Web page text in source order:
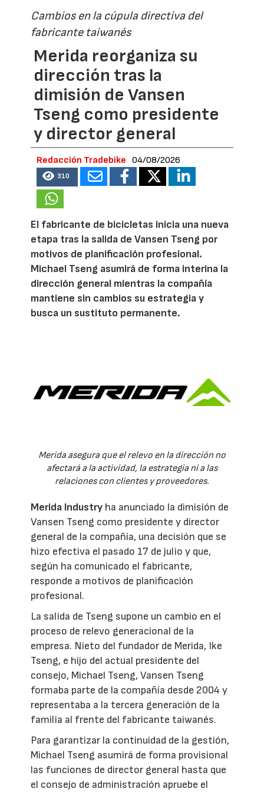
Cambios en la cúpula directiva del
fabricante taiwanés
Merida reorganiza su
dirección tras la
dimisión de Vansen
Tseng como presidente
y director general
Redacción Tradebike 04/08/2026
310
El fabricante de bicicletas inicia una nueva
etapa tras la salida de Vansen Tseng por
motivos de planificación profesional.
Michael Tseng asumirá de forma interina la
dirección general mientras la compañía
mantiene sin cambios su estrategia y
busca un sustituto permanente.
Merida asegura que el relevo en la dirección no
afectará a la actividad, la estrategia ni a las
relaciones con clientes y proveedores.
Merida Industry ha anunciado la dimisión de
Vansen Tseng como presidente y director
general de la compañía, una decisión que se
hizo efectiva el pasado 17 de julio y que,
según ha comunicado el fabricante,
responde a motivos de planificación
profesional.
La salida de Tseng supone un cambio en el
proceso de relevo generacional de la
empresa. Nieto del fundador de Merida, Ike
Tseng, e hijo del actual presidente del
consejo, Michael Tseng, Vansen Tseng
formaba parte de la compañía desde 2004 y
representaba a la tercera generación de la
familia al frente del fabricante taiwanés.
Para garantizar la continuidad de la gestión,
Michael Tseng asumirá de forma provisional
las funciones de director general hasta que
el consejo de administración apruebe el